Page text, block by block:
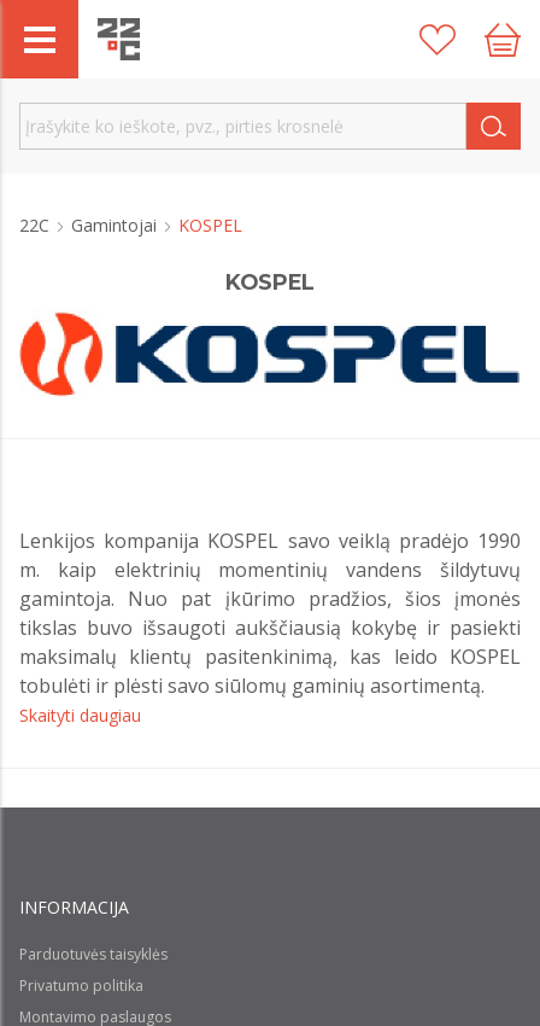
22C Gamintojai KOSPEL
KOSPEL
Lenkijos kompanija KOSPEL savo veiklą pradėjo 1990
m. kaip elektrinių momentinių vandens šildytuvų
gamintoja. Nuo pat įkūrimo pradžios, šios įmonės
tikslas buvo išsaugoti aukščiausią kokybę ir pasiekti
maksimalų klientų pasitenkinimą, kas leido KOSPEL
tobulėti ir plėsti savo siūlomų gaminių asortimentą.
Skaityti daugiau
INFORMACIJA
Parduotuvės taisyklės
Privatumo politika
Montavimo paslaugos